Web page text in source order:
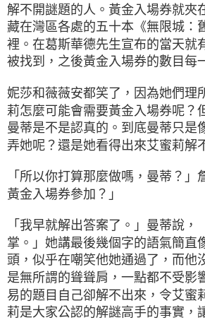
解不開謎題的人。黃金入場券就夾
藏在灣區各處的五十本《無限城：
裡。在葛斯華德先生宣布的當天就
被找到，之後黃金入場券的數目每
妮莎和薇薇安都笑了，因為她們理
莉怎麼可能會需要黃金入場券呢？
曼蒂是不是認真的。到底曼蒂只是
弄她呢？還是她看得出來艾蜜莉解
「所以你打算那麼做嗎，曼蒂？」
黃金入場券參加？」
「我早就解出答案了。」曼蒂說，
掌。」她講最後幾個字的語氣簡直
頭，似乎在嘲笑他她通過了，而他
是無所謂的聳聳肩，一點都不受影
易的題目自己卻解不出來，令艾蜜
莉是大家公認的解謎高手的事實，